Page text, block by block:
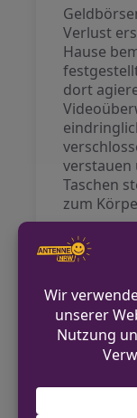
Verlust
Hause
dort
verstauen
Taschen
zum
sucht.